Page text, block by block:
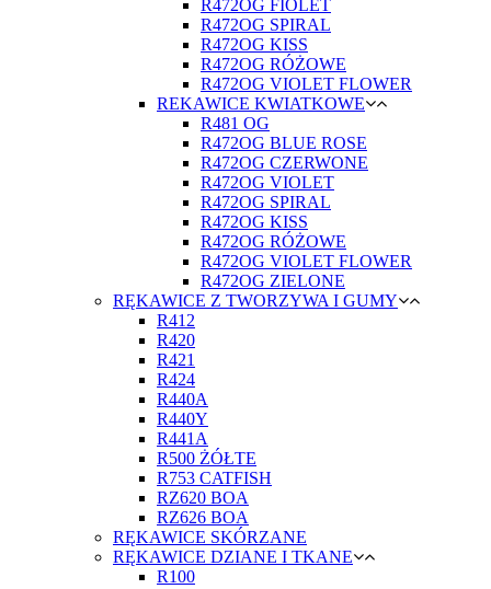
R472OG FIOLET
R472OG SPIRAL
R472OG KISS
R472OG RÓŻOWE
R472OG VIOLET FLOWER
REKAWICE KWIATKOWE
R481 OG
R472OG BLUE ROSE
R472OG CZERWONE
R472OG VIOLET
R472OG SPIRAL
R472OG KISS
R472OG RÓŻOWE
R472OG VIOLET FLOWER
R472OG ZIELONE
RĘKAWICE Z TWORZYWA I GUMY
R412
R420
R421
R424
R440A
R440Y
R441A
R500 ŻÓŁTE
R753 CATFISH
RZ620 BOA
RZ626 BOA
RĘKAWICE SKÓRZANE
RĘKAWICE DZIANE I TKANE
R100